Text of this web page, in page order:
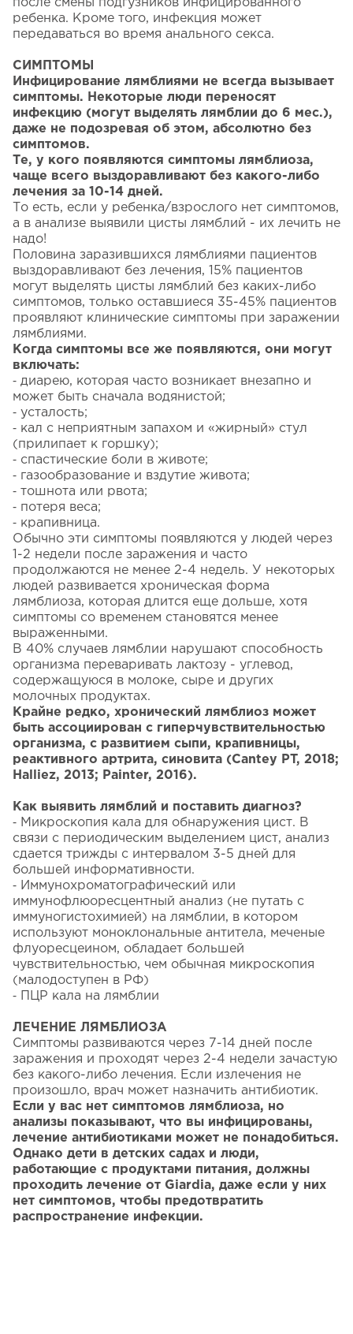
после смены подгузников инфицированного
ребенка. Кроме того, инфекция может
передаваться во время анального секса.
СИМПТОМЫ
Инфицирование лямблиями не всегда вызывает
симптомы. Некоторые люди переносят
инфекцию (могут выделять лямблии до 6 мес.),
даже не подозревая об этом, абсолютно без
симптомов.
Те, у кого появляются симптомы лямблиоза,
чаще всего выздоравливают без какого-либо
лечения за 10-14 дней.
То есть, если у ребенка/взрослого нет симптомов,
а в анализе выявили цисты лямблий - их лечить не
надо!
Половина заразившихся лямблиями пациентов
выздоравливают без лечения, 15% пациентов
могут выделять цисты лямблий без каких-либо
симптомов, только оставшиеся 35-45% пациентов
проявляют клинические симптомы при заражении
лямблиями.
Когда симптомы все же появляются, они могут
включать:
⁃ диарею, которая часто возникает внезапно и
может быть сначала водянистой;
⁃ усталость;
⁃ кал с неприятным запахом и «жирный» стул
(прилипает к горшку);
⁃ спастические боли в животе;
⁃ газообразование и вздутие живота;
⁃ тошнота или рвота;
⁃ потеря веса;
⁃ крапивница.
Обычно эти симптомы появляются у людей через
1-2 недели после заражения и часто
продолжаются не менее 2-4 недель. У некоторых
людей развивается хроническая форма
лямблиоза, которая длится еще дольше, хотя
симптомы со временем становятся менее
выраженными.
В 40% случаев лямблии нарушают способность
организма переваривать лактозу - углевод,
содержащуюся в молоке, сыре и других
молочных продуктах.
Крайне редко, хронический лямблиоз может
быть ассоциирован с гиперчувствительностью
организма, с развитием сыпи, крапивницы,
реактивного артрита, синовита (Cantey PT, 2018;
Halliez, 2013; Painter, 2016).
Как выявить лямблий и поставить диагноз?
⁃ Микроскопия кала для обнаружения цист. В
связи с периодическим выделением цист, анализ
сдается трижды с интервалом 3-5 дней для
большей информативности.
⁃ Иммунохроматографический или
иммунофлюоресцентный анализ (не путать с
иммуногистохимией) на лямблии, в котором
используют моноклональные антитела, меченые
флуоресцеином, обладает большей
чувствительностью, чем обычная микроскопия
(малодоступен в РФ)
⁃ ПЦР кала на лямблии
ЛЕЧЕНИЕ ЛЯМБЛИОЗА
Симптомы развиваются через 7-14 дней после
заражения и проходят через 2-4 недели зачастую
без какого-либо лечения. Если излечения не
произошло, врач может назначить антибиотик.
Если у вас нет симптомов лямблиоза, но
анализы показывают, что вы инфицированы,
лечение антибиотиками может не понадобиться.
Однако дети в детских садах и люди,
работающие с продуктами питания, должны
проходить лечение от Giardia, даже если у них
нет симптомов, чтобы предотвратить
распространение инфекции.